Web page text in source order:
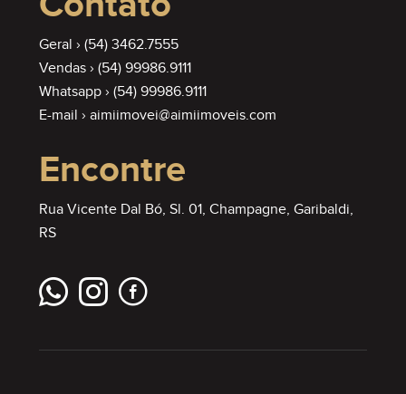
Geral › (54) 3462.7555
Vendas › (54) 99986.9111
Whatsapp › (54) 99986.9111
E-mail › aimiimovei@aimiimoveis.com
Encontre
Rua Vicente Dal Bó, Sl. 01, Champagne, Garibaldi,
RS